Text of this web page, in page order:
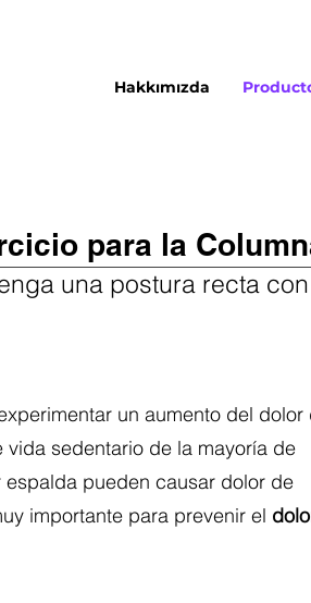
Hakkımızda
para la
una postura recta
un aumento del dolor
vida sedentario de la mayoría de
pueden causar dolor de
importante para prevenir el